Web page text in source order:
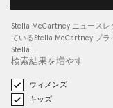
Stella McCartney ニュースレ
ているStella McCartney プラ
Stella…
検索結果を増やす
ウィメンズ
キッズ